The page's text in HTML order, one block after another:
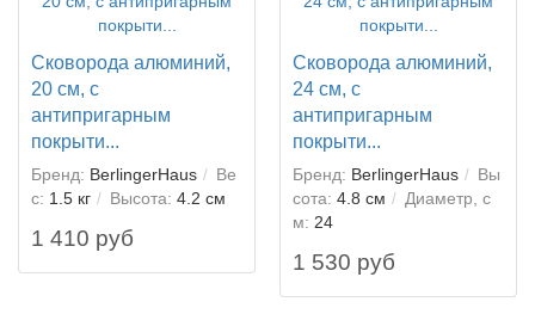
Сковорода алюминий,
20 см, с
антипригарным
покрыти...
Бренд: BerlingerHaus
Ве
с: 1.5 кг Высота: 4.2 см
1 410 руб
Сковорода алюминий,
24 см, с
антипригарным
покрыти...
Бренд: BerlingerHaus
Вы
сота: 4.8 см
Диаметр, с
м: 24
1 530 руб